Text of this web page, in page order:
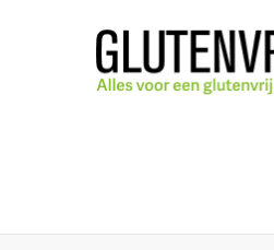
Webwinkel Engels